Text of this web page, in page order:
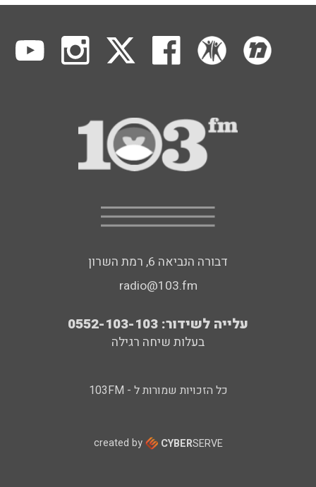
דבורה הנביאה 6, רמת השרון
radio@103.fm
עלייה לשידור: 0552-103-103
בעלות שיחה רגילה
כל הזכויות שמורות ל - 103FM
created by CYBERSERVE